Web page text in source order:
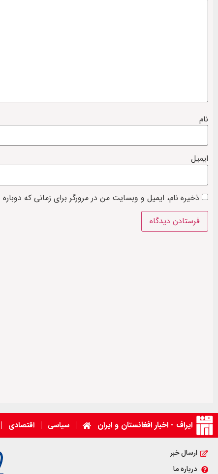
نام
ایمیل
ذخیره نام، ایمیل و وبسایت من در مرورگر برای زمانی که
ایراف - اخبار افغانستان و ایران سیاسی اقتصادی
ارسال خبر
درباره ما